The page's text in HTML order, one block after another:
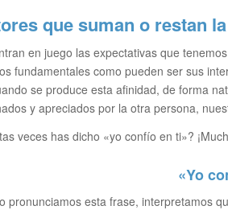
que suman o restan
en juego las expectativas que
fundamentales como pueden ser sus
se produce esta afinidad, de forma
y apreciados por la otra persona,
veces has dicho «yo confío en ti»?
«Yo
pronunciamos esta frase, interpretamos